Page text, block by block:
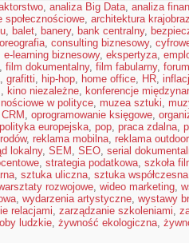
, analiza Big Data, analiza
społecznościowe, architektura
, balet, banery, bank centralny,
, consulting biznesowy,
e-learning biznesowy, ekspertyza,
, film dokumentalny, film fabularny,
, grafitti, hip-hop, home office, HR,
, kino niezależne, konferencje
w polityce, muzea sztuki,
, oprogramowanie księgowe,
polityka europejska, pop, praca zdalna,
, reklama mobilna, reklama outdoor
lokalny, SEM , SEO, serial
, strategia podatkowa, szkoła
, sztuka uliczna, sztuka współczesna
rozwojowe, wideo marketing,
, wydarzenia artystyczne, wystawy
relacjami, zarządzanie szkoleniami,
ludzkie, żywność ekologiczna,